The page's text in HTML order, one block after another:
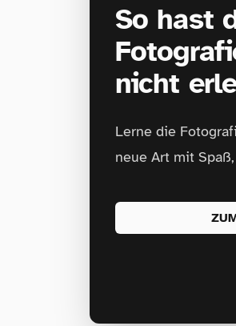
So hast
nicht
Lerne die
neue Art mit